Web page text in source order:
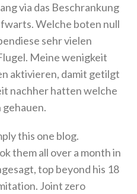
via das Beschrankung
Welche boten null
sehr vielen
Meine wenigkeit
aktivieren, damit getilgt
nachher hatten welche
gehauen.
this one blog.
them all over a month in
top beyond his 18
Joint zero